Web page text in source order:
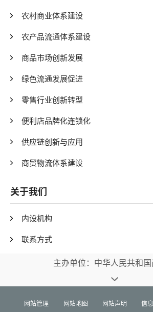
农村商业体系建设
农产品流通体系建设
商品市场创新发展
绿色流通发展促进
零售行业创新转型
便利店品牌化连锁化
供应链创新与应用
商贸物流体系建设
关于我们
内设机构
联系方式
主办单位：中华人民共和
网站管理 网站地图 网站声明 信